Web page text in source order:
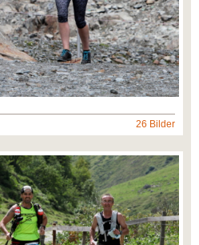
26 Bilder